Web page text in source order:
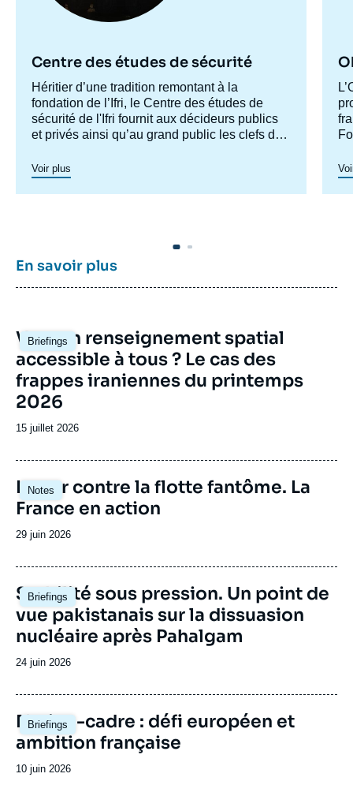
Centre des études de sécurité
Accroche
centre
Héritier d’une tradition remontant à la
fondation de l’Ifri, le Centre des études de
sécurité de l'Ifri fournit aux décideurs publics
et privés ainsi qu’au grand public les clefs de
modes de conflictualité contemporains et à
venir. Par son positionnement à la jointure du
politique et de l’opérationnel, la crédibilité de
le Centre des études de sécurité constitue
dans le paysage français des
pôle unique de recherche et d’influence sur le
débat de défense national et international.
Voir plus
à
En savoir plus
Briefings
Image
principale
Vers un renseignement spatial
accessible à tous ? Le cas des
frappes iraniennes du printemps
2026
Date
publication
15 juillet 2026
Notes
Image
principale
Lutter contre la flotte fantôme. La
France en action
Date
publication
29 juin 2026
Briefings
Image
principale
Stabilité sous pression. Un point de
vue pakistanais sur la dissuasion
nucléaire après Pahalgam
Date
publication
24 juin 2026
Briefings
Image
principale
Nation-cadre : défi européen et
ambition française
Date
10 juin 2026